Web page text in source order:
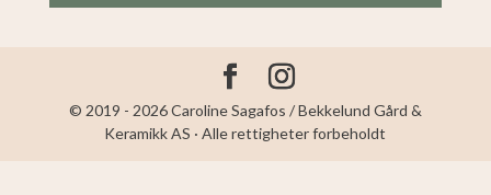
© 2019 - 2026 Caroline Sagafos / Bekkelund Gård &
Keramikk AS · Alle rettigheter forbeholdt